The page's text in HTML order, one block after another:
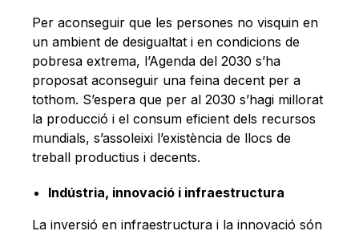
Per aconseguir que les persones no visquin en
un ambient de desigualtat i en condicions de
pobresa extrema, l’Agenda del 2030 s’ha
proposat aconseguir una feina decent per a
tothom. S’espera que per al 2030 s’hagi millorat
la producció i el consum eficient dels recursos
mundials, s’assoleixi l’existència de llocs de
treball productius i decents.
Indústria, innovació i infraestructura
La inversió en infraestructura i la innovació són